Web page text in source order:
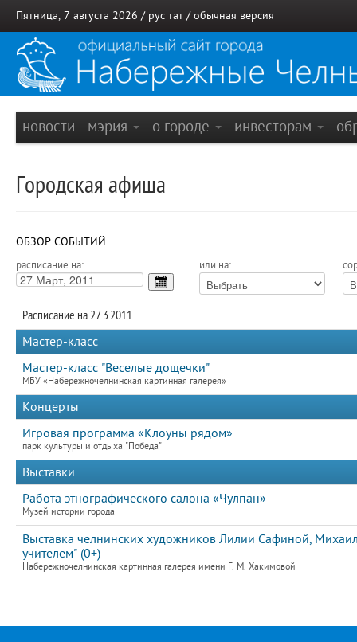
Пятница, 7 августа 2026 / рус тат / обычная версия
новости мэрия о городе инвесторам
Городская афиша
ОБЗОР СОБЫТИЙ
расписание на: или на:
Расписание на 27.3.2011
Мастер-класс
Мастер-класс "Веселые дощечки"
МБУ «Набережночелнинская картинная галерея»
Концерты
Игровая программа «Клоуны рядом»
парк культуры и отдыха "Победа"
Выставки
Работа этнографического салона «Чулпан»
Музей истории города
Выставка челнинских художников Лилии Сафиной,
учителем" (0+)
Набережночелнинская картинная галерея имени Г. М. Хакимовой